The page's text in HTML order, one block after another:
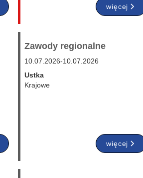
więcej
Zawody regionalne
10.07.2026-10.07.2026
Ustka
Krajowe
więcej